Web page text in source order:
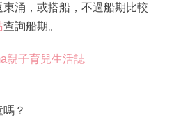
涌，或搭船，不過船期比較
查詢船期。
親子育兒生活誌
？